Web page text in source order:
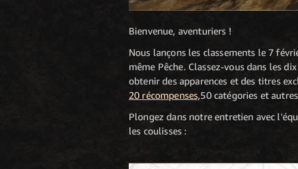
Bienvenue, aventuriers !
Nous lançons les classements le 7
même Pêche. Classez-vous dans les
obtenir des apparences et des titres
20 récompenses,50 catégories et
Plongez dans notre entretien avec
les coulisses :